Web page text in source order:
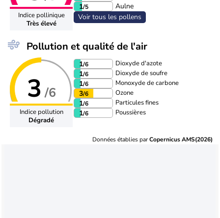
Indice pollinique
Très élevé
1/5
Aulne
Voir tous les pollens
Pollution et qualité de l'air
3 /6
Indice pollution
Dégradé
1/6 Dioxyde d'azote
1/6 Dioxyde de soufre
1/6 Monoxyde de carbone
3/6 Ozone
1/6 Particules fines
1/6 Poussières
Données établies parCopernicus AMS(2026)